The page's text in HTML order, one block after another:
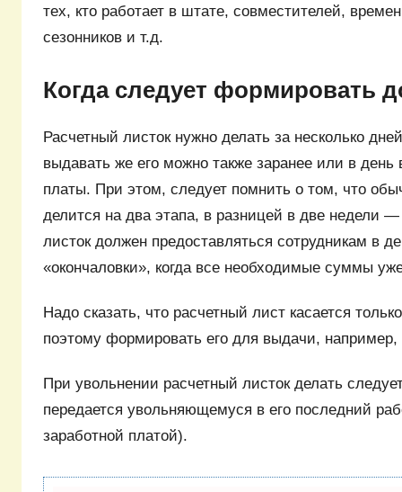
тех, кто работает в штате, совместителей,
сезонников и т.д.
Когда следует формировать
Расчетный листок нужно делать за несколько
выдавать же его можно также заранее или в день
платы. При этом, следует помнить о том, что
делится на два этапа, в разницей в две недели —
листок должен предоставляться сотрудникам в
«окончаловки», когда все необходимые суммы
Надо сказать, что расчетный лист касается
поэтому формировать его для выдачи, например,
При увольнении расчетный листок делать
передается увольняющемуся в его последний
заработной платой).